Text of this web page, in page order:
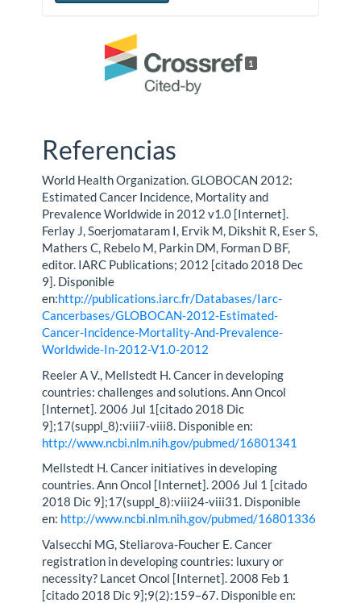
1
Referencias
World Health Organization. GLOBOCAN 2012:
Estimated Cancer Incidence, Mortality and
Prevalence Worldwide in 2012 v1.0 [Internet].
Ferlay J, Soerjomataram I, Ervik M, Dikshit R, Eser S,
Mathers C, Rebelo M, Parkin DM, Forman D BF,
editor. IARC Publications; 2012 [citado 2018 Dec
9]. Disponible
en:http://publications.iarc.fr/Databases/Iarc-
Cancerbases/GLOBOCAN-2012-Estimated-
Cancer-Incidence-Mortality-And-Prevalence-
Worldwide-In-2012-V1.0-2012
Reeler A V., Mellstedt H. Cancer in developing
countries: challenges and solutions. Ann Oncol
[Internet]. 2006 Jul 1[citado 2018 Dic
9];17(suppl_8):viii7-viii8. Disponible en:
http://www.ncbi.nlm.nih.gov/pubmed/16801341
Mellstedt H. Cancer initiatives in developing
countries. Ann Oncol [Internet]. 2006 Jul 1 [citado
2018 Dic 9];17(suppl_8):viii24-viii31. Disponible
en: http://www.ncbi.nlm.nih.gov/pubmed/16801336
Valsecchi MG, Steliarova-Foucher E. Cancer
registration in developing countries: luxury or
necessity? Lancet Oncol [Internet]. 2008 Feb 1
[citado 2018 Dic 9];9(2):159–67. Disponible en: